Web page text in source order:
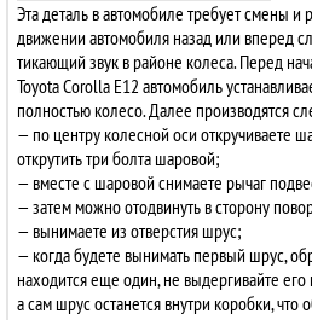
Эта деталь в автомобиле требует смены и
движении автомобиля назад или вперед
тикающий звук в районе колеса. Перед
Toyota Corolla E12 автомобиль
полностью колесо. Далее производятся
— по центру колесной оси откручиваете
открутить три болта шаровой;
— вместе с шаровой снимаете рычаг
— затем можно отодвинуть в сторону
— вынимаете из отверстия шрус;
— когда будете вынимать первый шрус,
находится еще один, не выдергивайте
а сам шрус останется внутри коробки,